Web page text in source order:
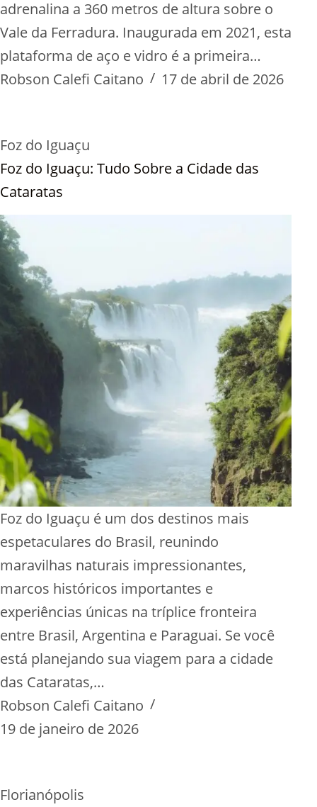
adrenalina a 360 metros de altura sobre o
Vale da Ferradura. Inaugurada em 2021, esta
plataforma de aço e vidro é a primeira…
Robson Calefi Caitano
17 de abril de 2026
Foz do Iguaçu
Foz do Iguaçu: Tudo Sobre a Cidade das
Cataratas
Foz do Iguaçu é um dos destinos mais
espetaculares do Brasil, reunindo
maravilhas naturais impressionantes,
marcos históricos importantes e
experiências únicas na tríplice fronteira
entre Brasil, Argentina e Paraguai. Se você
está planejando sua viagem para a cidade
das Cataratas,…
Robson Calefi Caitano
19 de janeiro de 2026
Florianópolis